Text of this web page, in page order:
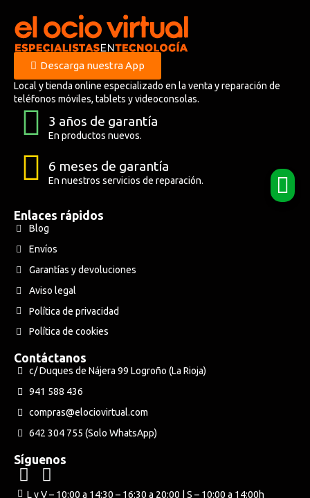
Descarga nuestra App
Local y tienda online especializado en la venta y reparación de
teléfonos móviles, tablets y videoconsolas.
3 años de garantía
En productos nuevos.
6 meses de garantía
En nuestros servicios de reparación.
Enlaces rápidos
Blog
Envíos
Garantías y devoluciones
Aviso legal
Política de privacidad
Política de cookies
Contáctanos
c/ Duques de Nájera 99 Logroño (La Rioja)
941 588 436
compras@elociovirtual.com
642 304 755 (Solo WhatsApp)
Síguenos
L y V – 10:00 a 14:30 – 16:30 a 20:00 | S – 10:00 a 14:00h